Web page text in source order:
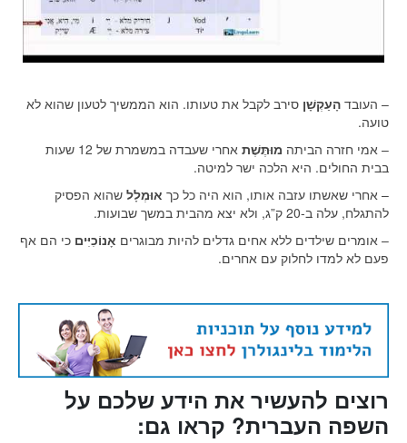
– העובד הָעַקְשָׁן סירב לקבל את טעותו. הוא הממשיך לטעון שהוא לא
טועה.
– אמי חזרה הביתה מוּתֶּשֶׁת
אחרי שעבדה במשמרת של 12 שעות
בבית החולים. היא הלכה ישר למיטה.
– אחרי שאשתו עזבה אותו, הוא היה כל כך אוּמְלָל שהוא הפסיק
להתגלח, עלה ב-20 ק”ג, ולא יצא מהבית במשך שבועות.
– אומרים שילדים ללא אחים גדלים להיות מבוגרים אָנוֹכִיִּים כי הם אף
פעם לא למדו לחלוק עם אחרים.
רוצים להעשיר את הידע שלכם על
השפה העברית? קראו גם: